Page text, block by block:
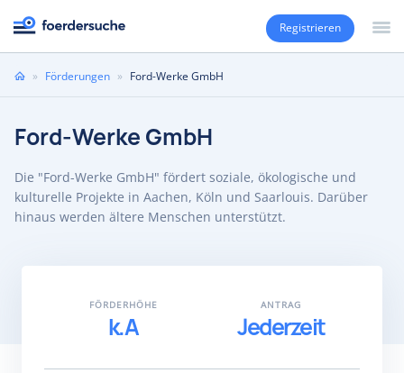
Registrieren
Sie» Förderungen » Ford-Werke GmbH
Ford-Werke GmbH
Die "Ford-Werke GmbH" fördert soziale, ökologische und
kulturelle Projekte in Aachen, Köln und Saarlouis. Darüber
hinaus werden ältere Menschen unterstützt.
FÖRDERHÖHE
k.A
ANTRAG
Jederzeit